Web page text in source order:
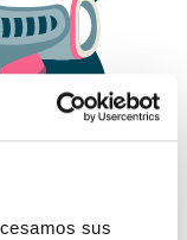
sus